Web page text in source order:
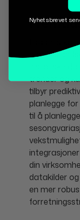
I dagens
trender og
tilbyr
planlegge
til å
din
datakilder
en mer
Nyhetsbrevet